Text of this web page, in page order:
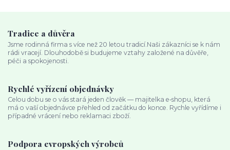
Tradice a důvěra
Jsme rodinná firma s více než 20 letou tradicí.Naši zákazníci se k nám
rádi vracejí. Dlouhodobě si budujeme vztahy založené na důvěře,
péči a spokojenosti.
Rychlé vyřízení objednávky
Celou dobu se o vás stará jeden člověk — majitelka e‑shopu, která
má o vaší objednávce přehled od začátku do konce. Rychle vyřídíme i
případné vrácení nebo reklamaci zboží.
Podpora evropských výrobců